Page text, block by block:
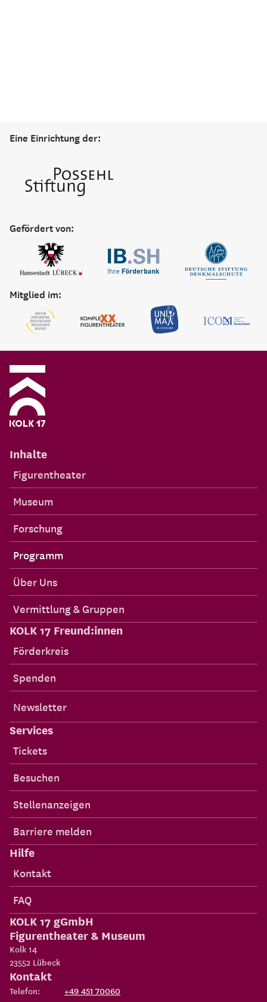
Eine Einrichtung der:
Gefördert von:
Mitglied im:
Inhalte
Figurentheater
Museum
Forschung
Programm
Über Uns
Vermittlung & Gruppen
KOLK 17 Freund:innen
Förderkreis
Spenden
Newsletter
Services
Tickets
Besuchen
Stellenanzeigen
Barriere melden
Hilfe
Kontakt
FAQ
KOLK 17 gGmbH
Figurentheater & Museum
Kolk 14
23552 Lübeck
Kontakt
Telefon:
+49 451 70060